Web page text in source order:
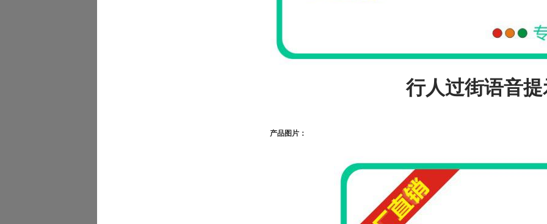
行人过街语音
产品图片：